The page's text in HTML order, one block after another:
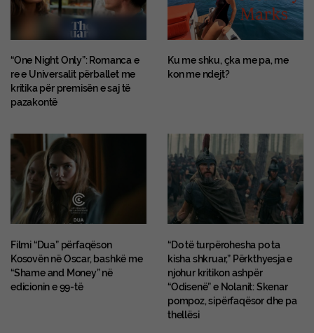
“One Night Only”: Romanca e
re e Universalit përballet me
kritika për premisën e saj të
pazakontë
Ku me shku, çka me pa, me
kon me ndejt?
Filmi “Dua” përfaqëson
Kosovën në Oscar, bashkë me
“Shame and Money” në
edicionin e 99-të
“Do të turpërohesha po ta
kisha shkruar,” Përkthyesja e
njohur kritikon ashpër
“Odisenë” e Nolanit: Skenar
pompoz, sipërfaqësor dhe pa
thellësi